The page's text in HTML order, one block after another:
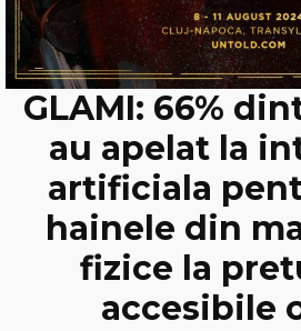
GLAMI: 66%
au apelat la
artificiala
hainele din
fizice la
accesibile